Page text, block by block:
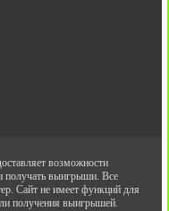
возможности
получать выигрыши. Все
Сайт не имеет функций для
получения выигрышей.